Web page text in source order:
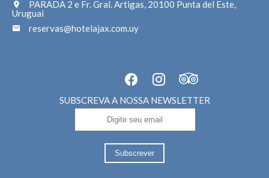
PARADA 2 e Fr. Gral. Artigas, 20100 Punta del Este,
Uruguai
reservas@hotelajax.com.uy
SUBSCREVA A NOSSA NEWSLETTER
Subscrever